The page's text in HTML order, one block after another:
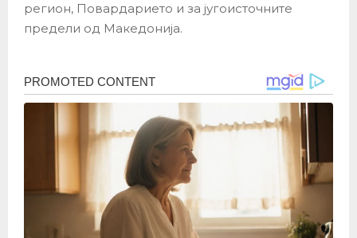
регион, Повардарието и за југоисточните
предели од Македонија.